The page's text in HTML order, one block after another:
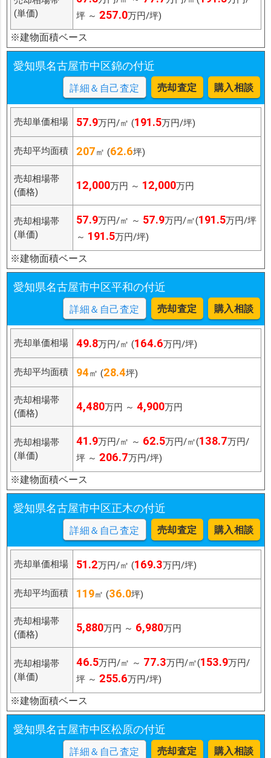
(単価)
坪 ～ 257.0万円/坪)
※建物面積ベース
愛知県名古屋市中区錦の付近
詳細＆自己査定 売却査定 購入相談
売却単価相場 57.9万円/㎡ (191.5万円/坪)
売却平均面積 207㎡ (62.6坪)
売却相場帯
(価格)
12,000万円 ～ 12,000万円
売却相場帯
(単価)
57.9万円/㎡ ～ 57.9万円/㎡(191.5万円/坪
～ 191.5万円/坪)
※建物面積ベース
愛知県名古屋市中区平和の付近
詳細＆自己査定 売却査定 購入相談
売却単価相場 49.8万円/㎡ (164.6万円/坪)
売却平均面積 94㎡ (28.4坪)
売却相場帯
(価格)
4,480万円 ～ 4,900万円
売却相場帯
(単価)
41.9万円/㎡ ～ 62.5万円/㎡(138.7万円/
坪 ～ 206.7万円/坪)
※建物面積ベース
愛知県名古屋市中区正木の付近
詳細＆自己査定 売却査定 購入相談
売却単価相場 51.2万円/㎡ (169.3万円/坪)
売却平均面積 119㎡ (36.0坪)
売却相場帯
(価格)
5,880万円 ～ 6,980万円
売却相場帯
(単価)
46.5万円/㎡ ～ 77.3万円/㎡(153.9万円/
坪 ～ 255.6万円/坪)
※建物面積ベース
愛知県名古屋市中区松原の付近
詳細＆自己査定 売却査定 購入相談